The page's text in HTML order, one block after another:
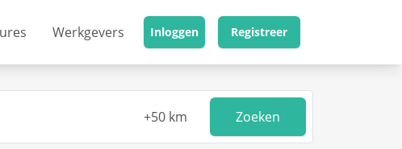
Werkgevers Inloggen Registreer
Zoeken